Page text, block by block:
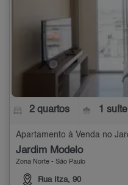
2 quartos 1 suíte
Apartamento à Venda no
Jardim Modelo
Zona Norte - São Paulo
Rua Itza, 90